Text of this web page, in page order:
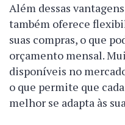
Além dessas
também oferece
suas compras, o que
orçamento mensal.
disponíveis no
o que permite que
melhor se adapta às